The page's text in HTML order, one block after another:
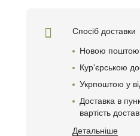
Спосіб доставки
Новою поштою
Кур'єрською
Укрпоштою у
Доставка в
вартість
Детальніше